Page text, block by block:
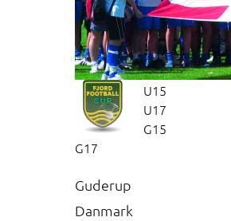
U15
U17
G15
G17
Guderup
Danmark